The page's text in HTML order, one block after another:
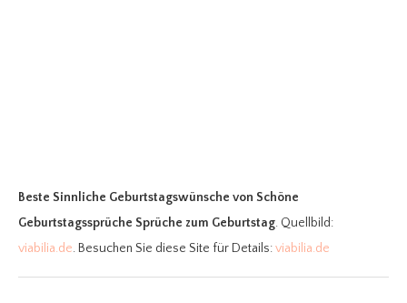
Beste Sinnliche Geburtstagswünsche von Schöne
Geburtstagssprüche Sprüche zum Geburtstag. Quellbild:
viabilia.de. Besuchen Sie diese Site für Details:viabilia.de